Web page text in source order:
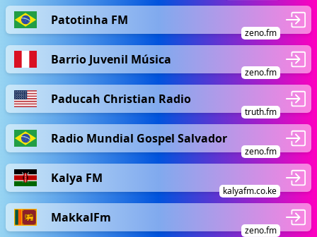
Patotinha FM
zeno.fm
Barrio Juvenil Música
zeno.fm
Paducah Christian Radio
truth.fm
Radio Mundial Gospel Salvador
zeno.fm
Kalya FM
kalyafm.co.ke
MakkalFm
zeno.fm